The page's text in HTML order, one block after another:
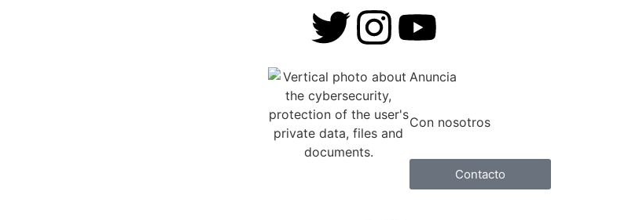
Anuncia
Con nosotros
Contacto